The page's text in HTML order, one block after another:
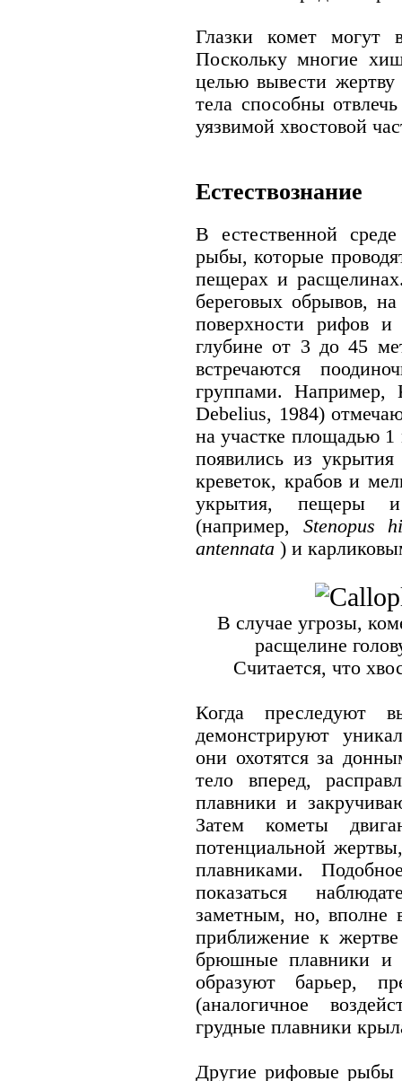
Глазки комет могут
Поскольку многие
целью вывести жертву
тела способны
уязвимой хвостовой
Естествознание
В естественной
рыбы, которые
пещерах и
береговых обрывов,
поверхности рифов
глубине от 3 до 45
встречаются
группами. Например,
Debelius, 1984)
на участке площадью
появились из
креветок, крабов и
укрытия, пещеры
(например, Stenopus
antennata ) и
В случае угрозы,
расщелине
Считается, что
Когда преследуют
демонстрируют
они охотятся за
тело вперед,
плавники и
Затем кометы
потенциальной
плавниками.
показаться
заметным, но, вполне
приближение к
брюшные плавники и
образуют барьер,
(аналогичное
грудные плавники
Другие рифовые рыбы